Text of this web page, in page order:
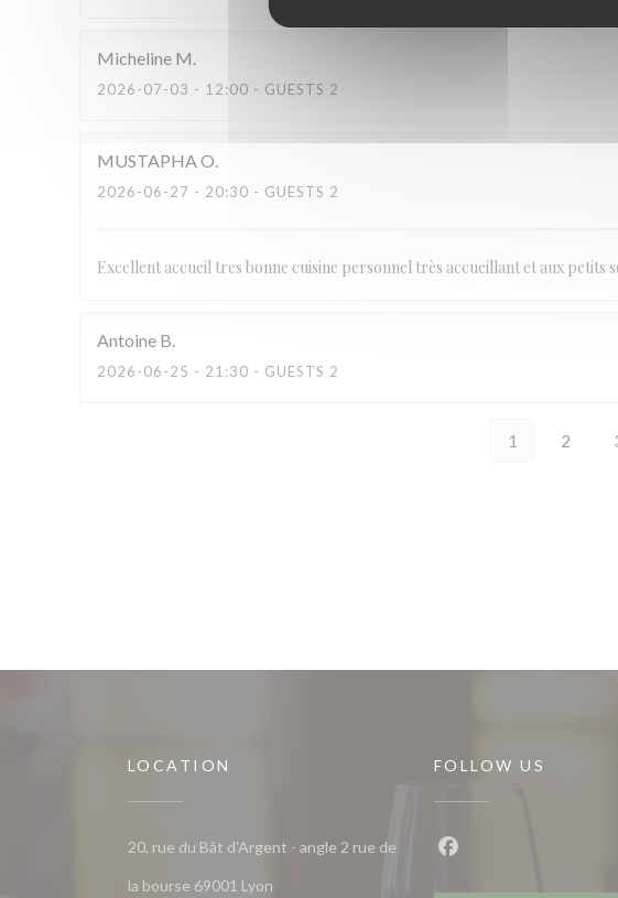
Micheline M
2026-07-03 - 12:00 - GUESTS 2
MUSTAPHA O
2026-06-27 - 20:30 - GUESTS 2
Excellent accueil tres bonne cuisine personnel très accueillant et aux petits
Antoine B
2026-06-25 - 21:30 - GUESTS 2
1 2
LOCATION
20, rue du Bât d'Argent - angle 2 rue de
la bourse 69001 Lyon((opens in a new window))
FOLLOW US